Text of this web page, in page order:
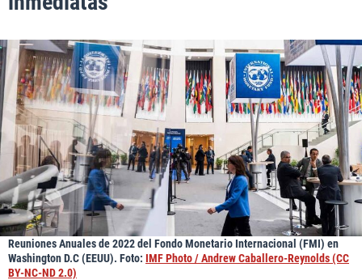
Reuniones Anuales de 2022 del Fondo Monetario Internacional (FMI) en
Washington D.C (EEUU). Foto: IMF Photo / Andrew Caballero-Reynolds (CC
BY-NC-ND 2.0)